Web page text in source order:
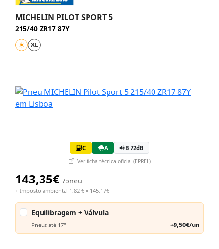
MICHELIN PILOT SPORT 5
215/40 ZR17 87Y
XL
C A B 72dB
Ver ficha técnica oficial (EPREL)
143,35€ /pneu
+ Imposto ambiental 1,82 € = 145,17€
Equilibragem + Válvula
Pneus até 17" +9,50€/un